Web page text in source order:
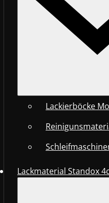
Lackierböcke
Lackmaterial Standox